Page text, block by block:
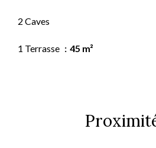
2 Caves
1 Terrasse 45 m²